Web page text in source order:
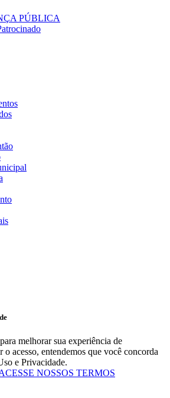
PÚBLICA
melhorar sua experiência de
acesso, entendemos que você concorda
e Privacidade.
NOSSOS TERMOS